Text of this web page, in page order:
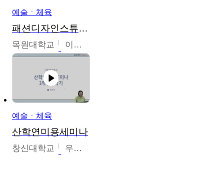
예술ㆍ체육
패션디자인스튜디오
목원대학교 이건희
예술ㆍ체육
산학연미용세미나
창신대학교 우미옥,오윤경,박선이